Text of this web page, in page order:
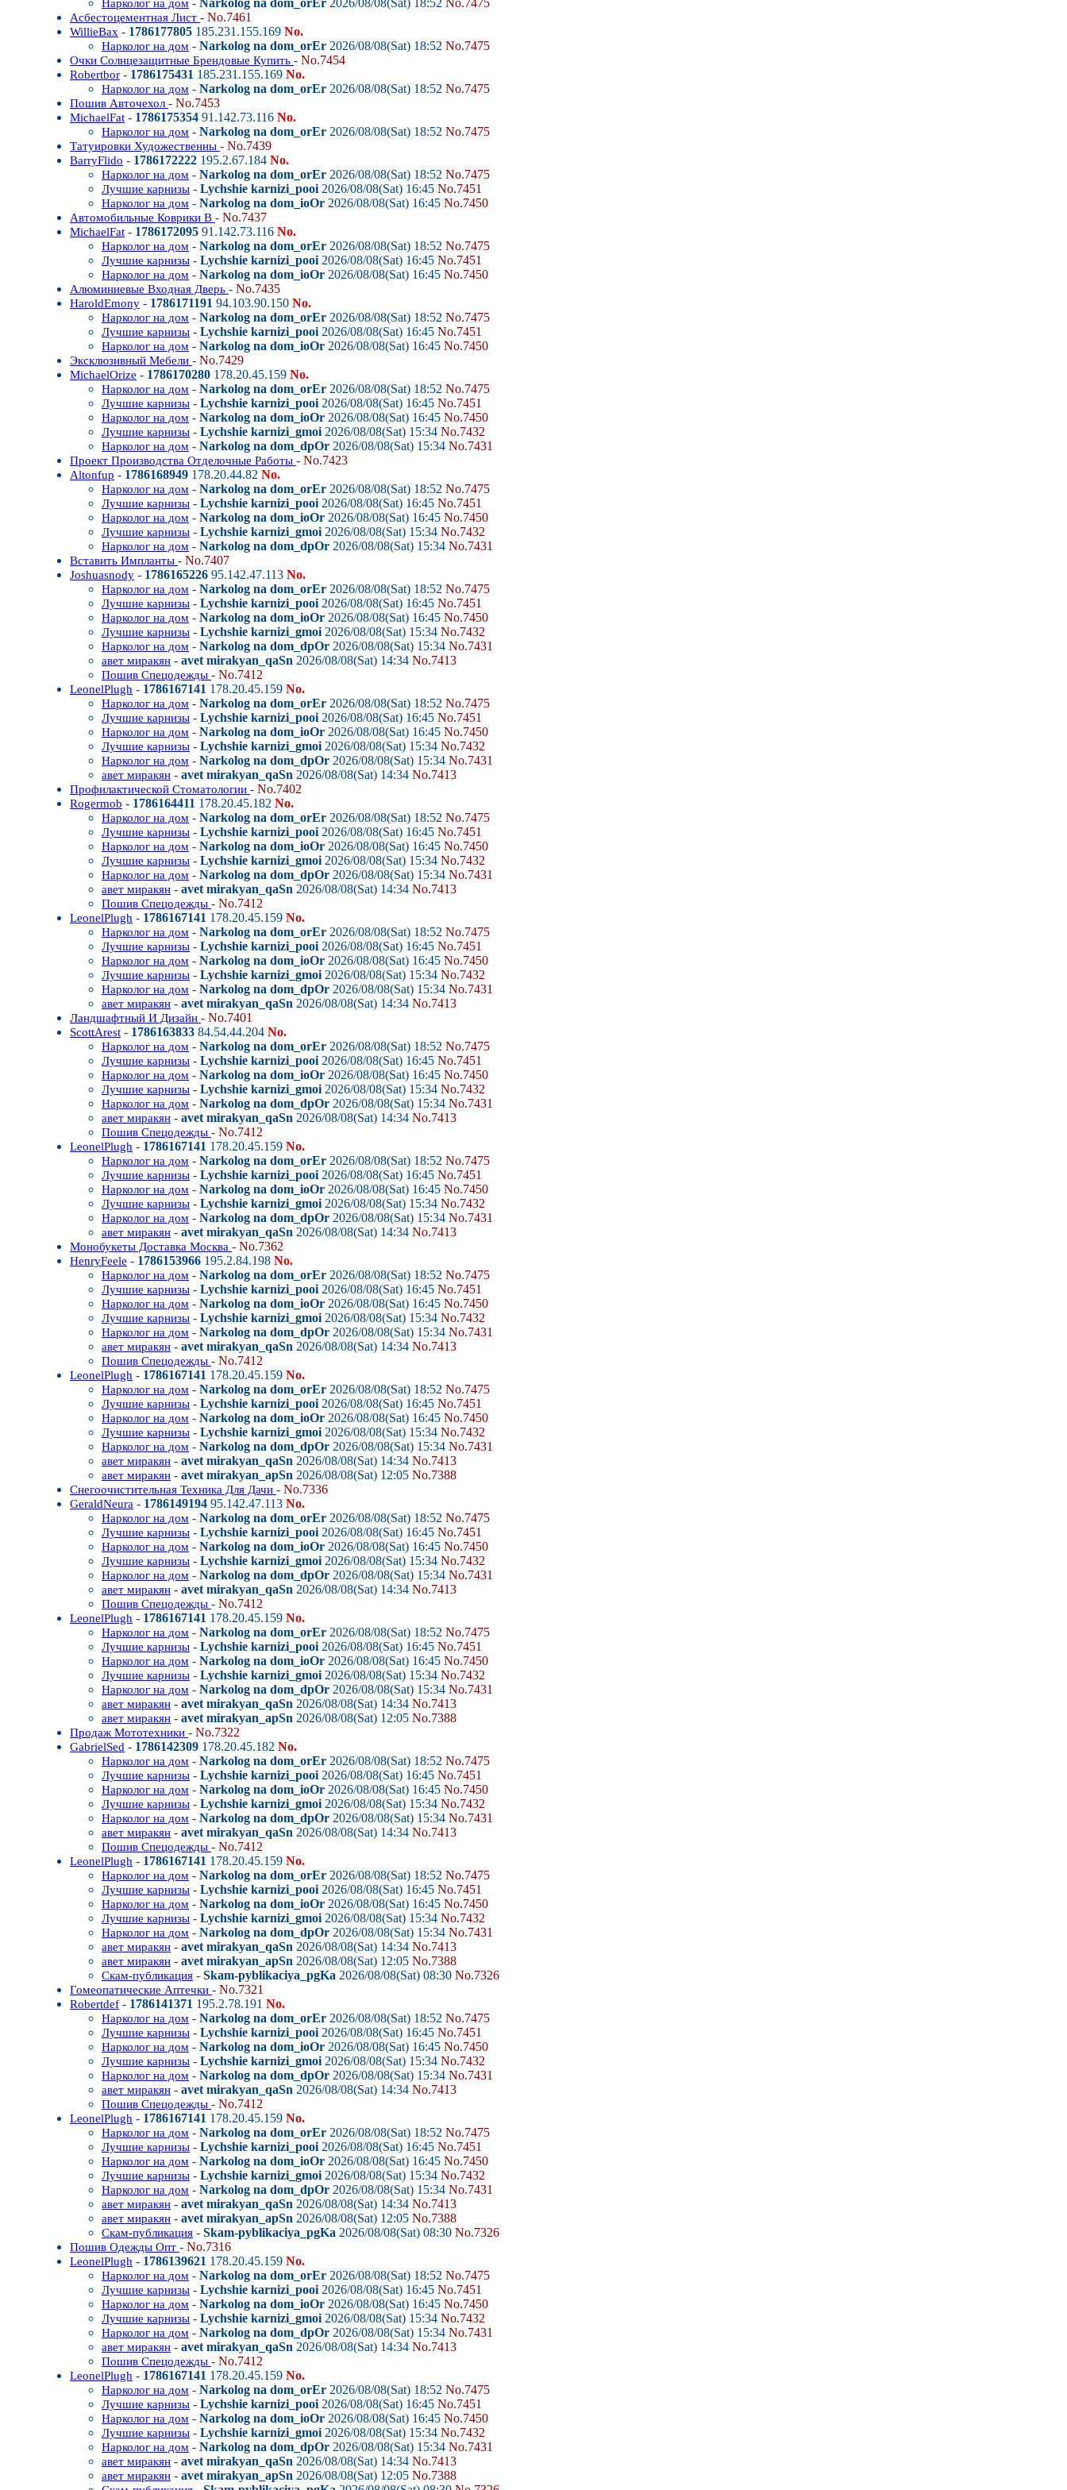
Нарколог на дом - Narkolog na dom_orEr 2026/08/08(Sat) 18:52 No.7475
Асбестоцементная Лист - No.7461
WillieBax - 1786177805 185.231.155.169 No.
Нарколог на дом - Narkolog na dom_orEr 2026/08/08(Sat) 18:52 No.7475
Очки Солнцезащитные Брендовые Купить - No.7454
Robertbor - 1786175431 185.231.155.169 No.
Нарколог на дом - Narkolog na dom_orEr 2026/08/08(Sat) 18:52 No.7475
Пошив Авточехол - No.7453
MichaelFat - 1786175354 91.142.73.116 No.
Нарколог на дом - Narkolog na dom_orEr 2026/08/08(Sat) 18:52 No.7475
Татуировки Художественны - No.7439
BarryFlido - 1786172222 195.2.67.184 No.
Нарколог на дом - Narkolog na dom_orEr 2026/08/08(Sat) 18:52 No.7475
Лучшие карнизы - Lychshie karnizi_pooi 2026/08/08(Sat) 16:45 No.7451
Нарколог на дом - Narkolog na dom_ioOr 2026/08/08(Sat) 16:45 No.7450
Автомобильные Коврики В - No.7437
MichaelFat - 1786172095 91.142.73.116 No.
Нарколог на дом - Narkolog na dom_orEr 2026/08/08(Sat) 18:52 No.7475
Лучшие карнизы - Lychshie karnizi_pooi 2026/08/08(Sat) 16:45 No.7451
Нарколог на дом - Narkolog na dom_ioOr 2026/08/08(Sat) 16:45 No.7450
Алюминиевые Входная Дверь - No.7435
HaroldEmony - 1786171191 94.103.90.150 No.
Нарколог на дом - Narkolog na dom_orEr 2026/08/08(Sat) 18:52 No.7475
Лучшие карнизы - Lychshie karnizi_pooi 2026/08/08(Sat) 16:45 No.7451
Нарколог на дом - Narkolog na dom_ioOr 2026/08/08(Sat) 16:45 No.7450
Эксклюзивный Мебели - No.7429
MichaelOrize - 1786170280 178.20.45.159 No.
Нарколог на дом - Narkolog na dom_orEr 2026/08/08(Sat) 18:52 No.7475
Лучшие карнизы - Lychshie karnizi_pooi 2026/08/08(Sat) 16:45 No.7451
Нарколог на дом - Narkolog na dom_ioOr 2026/08/08(Sat) 16:45 No.7450
Лучшие карнизы - Lychshie karnizi_gmoi 2026/08/08(Sat) 15:34 No.7432
Нарколог на дом - Narkolog na dom_dpOr 2026/08/08(Sat) 15:34 No.7431
Проект Производства Отделочные Работы - No.7423
Altonfup - 1786168949 178.20.44.82 No.
Нарколог на дом - Narkolog na dom_orEr 2026/08/08(Sat) 18:52 No.7475
Лучшие карнизы - Lychshie karnizi_pooi 2026/08/08(Sat) 16:45 No.7451
Нарколог на дом - Narkolog na dom_ioOr 2026/08/08(Sat) 16:45 No.7450
Лучшие карнизы - Lychshie karnizi_gmoi 2026/08/08(Sat) 15:34 No.7432
Нарколог на дом - Narkolog na dom_dpOr 2026/08/08(Sat) 15:34 No.7431
Вставить Импланты - No.7407
Joshuasnody - 1786165226 95.142.47.113 No.
Нарколог на дом - Narkolog na dom_orEr 2026/08/08(Sat) 18:52 No.7475
Лучшие карнизы - Lychshie karnizi_pooi 2026/08/08(Sat) 16:45 No.7451
Нарколог на дом - Narkolog na dom_ioOr 2026/08/08(Sat) 16:45 No.7450
Лучшие карнизы - Lychshie karnizi_gmoi 2026/08/08(Sat) 15:34 No.7432
Нарколог на дом - Narkolog na dom_dpOr 2026/08/08(Sat) 15:34 No.7431
авет миракян - avet mirakyan_qaSn 2026/08/08(Sat) 14:34 No.7413
Пошив Спецодежды - No.7412
LeonelPlugh - 1786167141 178.20.45.159 No.
Нарколог на дом - Narkolog na dom_orEr 2026/08/08(Sat) 18:52 No.7475
Лучшие карнизы - Lychshie karnizi_pooi 2026/08/08(Sat) 16:45 No.7451
Нарколог на дом - Narkolog na dom_ioOr 2026/08/08(Sat) 16:45 No.7450
Лучшие карнизы - Lychshie karnizi_gmoi 2026/08/08(Sat) 15:34 No.7432
Нарколог на дом - Narkolog na dom_dpOr 2026/08/08(Sat) 15:34 No.7431
авет миракян - avet mirakyan_qaSn 2026/08/08(Sat) 14:34 No.7413
Профилактической Стоматологии - No.7402
Rogermob - 1786164411 178.20.45.182 No.
Нарколог на дом - Narkolog na dom_orEr 2026/08/08(Sat) 18:52 No.7475
Лучшие карнизы - Lychshie karnizi_pooi 2026/08/08(Sat) 16:45 No.7451
Нарколог на дом - Narkolog na dom_ioOr 2026/08/08(Sat) 16:45 No.7450
Лучшие карнизы - Lychshie karnizi_gmoi 2026/08/08(Sat) 15:34 No.7432
Нарколог на дом - Narkolog na dom_dpOr 2026/08/08(Sat) 15:34 No.7431
авет миракян - avet mirakyan_qaSn 2026/08/08(Sat) 14:34 No.7413
Пошив Спецодежды - No.7412
LeonelPlugh - 1786167141 178.20.45.159 No.
Нарколог на дом - Narkolog na dom_orEr 2026/08/08(Sat) 18:52 No.7475
Лучшие карнизы - Lychshie karnizi_pooi 2026/08/08(Sat) 16:45 No.7451
Нарколог на дом - Narkolog na dom_ioOr 2026/08/08(Sat) 16:45 No.7450
Лучшие карнизы - Lychshie karnizi_gmoi 2026/08/08(Sat) 15:34 No.7432
Нарколог на дом - Narkolog na dom_dpOr 2026/08/08(Sat) 15:34 No.7431
авет миракян - avet mirakyan_qaSn 2026/08/08(Sat) 14:34 No.7413
Ландшафтный И Дизайн - No.7401
ScottArest - 1786163833 84.54.44.204 No.
Нарколог на дом - Narkolog na dom_orEr 2026/08/08(Sat) 18:52 No.7475
Лучшие карнизы - Lychshie karnizi_pooi 2026/08/08(Sat) 16:45 No.7451
Нарколог на дом - Narkolog na dom_ioOr 2026/08/08(Sat) 16:45 No.7450
Лучшие карнизы - Lychshie karnizi_gmoi 2026/08/08(Sat) 15:34 No.7432
Нарколог на дом - Narkolog na dom_dpOr 2026/08/08(Sat) 15:34 No.7431
авет миракян - avet mirakyan_qaSn 2026/08/08(Sat) 14:34 No.7413
Пошив Спецодежды - No.7412
LeonelPlugh - 1786167141 178.20.45.159 No.
Нарколог на дом - Narkolog na dom_orEr 2026/08/08(Sat) 18:52 No.7475
Лучшие карнизы - Lychshie karnizi_pooi 2026/08/08(Sat) 16:45 No.7451
Нарколог на дом - Narkolog na dom_ioOr 2026/08/08(Sat) 16:45 No.7450
Лучшие карнизы - Lychshie karnizi_gmoi 2026/08/08(Sat) 15:34 No.7432
Нарколог на дом - Narkolog na dom_dpOr 2026/08/08(Sat) 15:34 No.7431
авет миракян - avet mirakyan_qaSn 2026/08/08(Sat) 14:34 No.7413
Монобукеты Доставка Москва - No.7362
HenryFeele - 1786153966 195.2.84.198 No.
Нарколог на дом - Narkolog na dom_orEr 2026/08/08(Sat) 18:52 No.7475
Лучшие карнизы - Lychshie karnizi_pooi 2026/08/08(Sat) 16:45 No.7451
Нарколог на дом - Narkolog na dom_ioOr 2026/08/08(Sat) 16:45 No.7450
Лучшие карнизы - Lychshie karnizi_gmoi 2026/08/08(Sat) 15:34 No.7432
Нарколог на дом - Narkolog na dom_dpOr 2026/08/08(Sat) 15:34 No.7431
авет миракян - avet mirakyan_qaSn 2026/08/08(Sat) 14:34 No.7413
Пошив Спецодежды - No.7412
LeonelPlugh - 1786167141 178.20.45.159 No.
Нарколог на дом - Narkolog na dom_orEr 2026/08/08(Sat) 18:52 No.7475
Лучшие карнизы - Lychshie karnizi_pooi 2026/08/08(Sat) 16:45 No.7451
Нарколог на дом - Narkolog na dom_ioOr 2026/08/08(Sat) 16:45 No.7450
Лучшие карнизы - Lychshie karnizi_gmoi 2026/08/08(Sat) 15:34 No.7432
Нарколог на дом - Narkolog na dom_dpOr 2026/08/08(Sat) 15:34 No.7431
авет миракян - avet mirakyan_qaSn 2026/08/08(Sat) 14:34 No.7413
авет миракян - avet mirakyan_apSn 2026/08/08(Sat) 12:05 No.7388
Снегоочистительная Техника Для Дачи - No.7336
GeraldNeura - 1786149194 95.142.47.113 No.
Нарколог на дом - Narkolog na dom_orEr 2026/08/08(Sat) 18:52 No.7475
Лучшие карнизы - Lychshie karnizi_pooi 2026/08/08(Sat) 16:45 No.7451
Нарколог на дом - Narkolog na dom_ioOr 2026/08/08(Sat) 16:45 No.7450
Лучшие карнизы - Lychshie karnizi_gmoi 2026/08/08(Sat) 15:34 No.7432
Нарколог на дом - Narkolog na dom_dpOr 2026/08/08(Sat) 15:34 No.7431
авет миракян - avet mirakyan_qaSn 2026/08/08(Sat) 14:34 No.7413
Пошив Спецодежды - No.7412
LeonelPlugh - 1786167141 178.20.45.159 No.
Нарколог на дом - Narkolog na dom_orEr 2026/08/08(Sat) 18:52 No.7475
Лучшие карнизы - Lychshie karnizi_pooi 2026/08/08(Sat) 16:45 No.7451
Нарколог на дом - Narkolog na dom_ioOr 2026/08/08(Sat) 16:45 No.7450
Лучшие карнизы - Lychshie karnizi_gmoi 2026/08/08(Sat) 15:34 No.7432
Нарколог на дом - Narkolog na dom_dpOr 2026/08/08(Sat) 15:34 No.7431
авет миракян - avet mirakyan_qaSn 2026/08/08(Sat) 14:34 No.7413
авет миракян - avet mirakyan_apSn 2026/08/08(Sat) 12:05 No.7388
Продаж Мототехники - No.7322
GabrielSed - 1786142309 178.20.45.182 No.
Нарколог на дом - Narkolog na dom_orEr 2026/08/08(Sat) 18:52 No.7475
Лучшие карнизы - Lychshie karnizi_pooi 2026/08/08(Sat) 16:45 No.7451
Нарколог на дом - Narkolog na dom_ioOr 2026/08/08(Sat) 16:45 No.7450
Лучшие карнизы - Lychshie karnizi_gmoi 2026/08/08(Sat) 15:34 No.7432
Нарколог на дом - Narkolog na dom_dpOr 2026/08/08(Sat) 15:34 No.7431
авет миракян - avet mirakyan_qaSn 2026/08/08(Sat) 14:34 No.7413
Пошив Спецодежды - No.7412
LeonelPlugh - 1786167141 178.20.45.159 No.
Нарколог на дом - Narkolog na dom_orEr 2026/08/08(Sat) 18:52 No.7475
Лучшие карнизы - Lychshie karnizi_pooi 2026/08/08(Sat) 16:45 No.7451
Нарколог на дом - Narkolog na dom_ioOr 2026/08/08(Sat) 16:45 No.7450
Лучшие карнизы - Lychshie karnizi_gmoi 2026/08/08(Sat) 15:34 No.7432
Нарколог на дом - Narkolog na dom_dpOr 2026/08/08(Sat) 15:34 No.7431
авет миракян - avet mirakyan_qaSn 2026/08/08(Sat) 14:34 No.7413
авет миракян - avet mirakyan_apSn 2026/08/08(Sat) 12:05 No.7388
Скам-публикация - Skam-pyblikaciya_pgKa 2026/08/08(Sat) 08:30 No.7326
Гомеопатические Аптечки - No.7321
Robertdef - 1786141371 195.2.78.191 No.
Нарколог на дом - Narkolog na dom_orEr 2026/08/08(Sat) 18:52 No.7475
Лучшие карнизы - Lychshie karnizi_pooi 2026/08/08(Sat) 16:45 No.7451
Нарколог на дом - Narkolog na dom_ioOr 2026/08/08(Sat) 16:45 No.7450
Лучшие карнизы - Lychshie karnizi_gmoi 2026/08/08(Sat) 15:34 No.7432
Нарколог на дом - Narkolog na dom_dpOr 2026/08/08(Sat) 15:34 No.7431
авет миракян - avet mirakyan_qaSn 2026/08/08(Sat) 14:34 No.7413
Пошив Спецодежды - No.7412
LeonelPlugh - 1786167141 178.20.45.159 No.
Нарколог на дом - Narkolog na dom_orEr 2026/08/08(Sat) 18:52 No.7475
Лучшие карнизы - Lychshie karnizi_pooi 2026/08/08(Sat) 16:45 No.7451
Нарколог на дом - Narkolog na dom_ioOr 2026/08/08(Sat) 16:45 No.7450
Лучшие карнизы - Lychshie karnizi_gmoi 2026/08/08(Sat) 15:34 No.7432
Нарколог на дом - Narkolog na dom_dpOr 2026/08/08(Sat) 15:34 No.7431
авет миракян - avet mirakyan_qaSn 2026/08/08(Sat) 14:34 No.7413
авет миракян - avet mirakyan_apSn 2026/08/08(Sat) 12:05 No.7388
Скам-публикация - Skam-pyblikaciya_pgKa 2026/08/08(Sat) 08:30 No.7326
Пошив Одежды Опт - No.7316
LeonelPlugh - 1786139621 178.20.45.159 No.
Нарколог на дом - Narkolog na dom_orEr 2026/08/08(Sat) 18:52 No.7475
Лучшие карнизы - Lychshie karnizi_pooi 2026/08/08(Sat) 16:45 No.7451
Нарколог на дом - Narkolog na dom_ioOr 2026/08/08(Sat) 16:45 No.7450
Лучшие карнизы - Lychshie karnizi_gmoi 2026/08/08(Sat) 15:34 No.7432
Нарколог на дом - Narkolog na dom_dpOr 2026/08/08(Sat) 15:34 No.7431
авет миракян - avet mirakyan_qaSn 2026/08/08(Sat) 14:34 No.7413
Пошив Спецодежды - No.7412
LeonelPlugh - 1786167141 178.20.45.159 No.
Нарколог на дом - Narkolog na dom_orEr 2026/08/08(Sat) 18:52 No.7475
Лучшие карнизы - Lychshie karnizi_pooi 2026/08/08(Sat) 16:45 No.7451
Нарколог на дом - Narkolog na dom_ioOr 2026/08/08(Sat) 16:45 No.7450
Лучшие карнизы - Lychshie karnizi_gmoi 2026/08/08(Sat) 15:34 No.7432
Нарколог на дом - Narkolog na dom_dpOr 2026/08/08(Sat) 15:34 No.7431
авет миракян - avet mirakyan_qaSn 2026/08/08(Sat) 14:34 No.7413
авет миракян - avet mirakyan_apSn 2026/08/08(Sat) 12:05 No.7388